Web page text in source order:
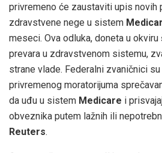
privremeno će zaustaviti upis novih
zdravstvene nege u sistem
meseci. Ova odluka, doneta u
prevara u zdravstvenom sistemu,
strane vlade. Federalni zvaničnici
privremenog moratorijuma
da uđu u sistem Medicare i
obveznika putem lažnih ili
Reuters.